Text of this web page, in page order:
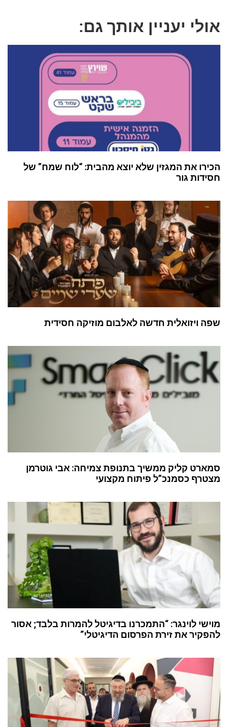
אולי יעניין אותך גם:
הכירו את המגזין שלא יוצא מהבית: “לוח שמח” של
חסידות גור
שפה ויזואלית חדשה לאלבום מוזיקה חסידית
סמארט קליק ממשיך בתנופת צמיחה: אבי גוטרמן
מצטרף כסמנכ”ל פיתוח מקצועי
מוישי לוינגר: “התמכרנו בדיגיטל להמרות בלבד; אסור
להפקיר את זירת הפרסום הדיגיטלי”